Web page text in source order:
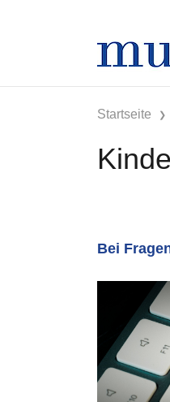
Startseite
Bei